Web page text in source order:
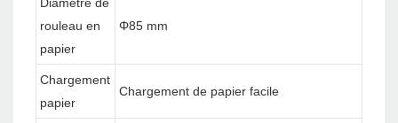
rouleau en
papier
Φ85 mm
Chargement
papier
Chargement de papier facile